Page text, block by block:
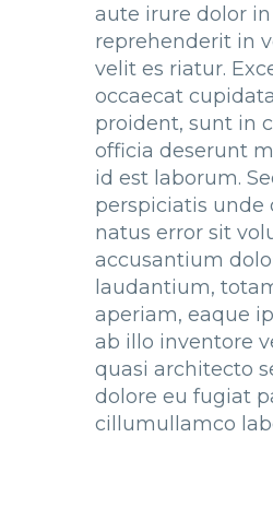
aute irure dolor in
reprehenderit in
velit es riatur.
occaecat
proident, sunt in
officia deserunt
id est laborum.
perspiciatis unde
natus error sit
accusantium
laudantium,
aperiam, eaque
ab illo inventore
quasi architecto
dolore eu fugiat
cillumullamco